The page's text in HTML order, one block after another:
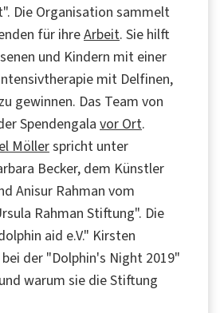
Die Organisation sammelt
für ihreArbeit. Sie hilft
und Kindern mit einer
mit Delfinen,
gewinnen. Das Team von
Spendengala vor Ort.
Möllerspricht unter
Becker, dem Künstler
Anisur Rahman vom
Rahman Stiftung". Die
aid e.V." Kirsten
der "Dolphin's Night 2019"
warum sie die Stiftung